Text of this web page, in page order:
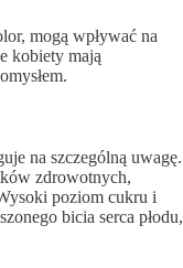
mogą wpływać na
kobiety mają
na szczególną uwagę.
zdrowotnych,
poziom cukru i
bicia serca płodu,